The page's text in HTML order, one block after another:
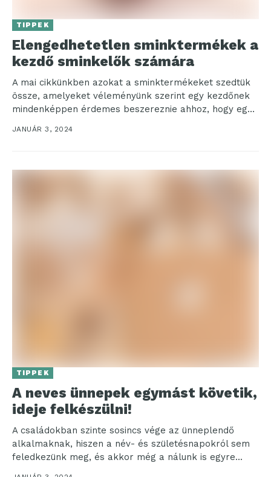
TIPPEK
Elengedhetetlen sminktermékek a
kezdő sminkelők számára
A mai cikkünkben azokat a sminktermékeket szedtük
össze, amelyeket véleményünk szerint egy kezdőnek
mindenképpen érdemes beszereznie ahhoz, hogy egy
JANUÁR 3, 2024
TIPPEK
A neves ünnepek egymást követik,
ideje felkészülni!
A családokban szinte sosincs vége az ünneplendő
alkalmaknak, hiszen a név- és születésnapokról sem
feledkezünk meg, és akkor még a nálunk is egyre...